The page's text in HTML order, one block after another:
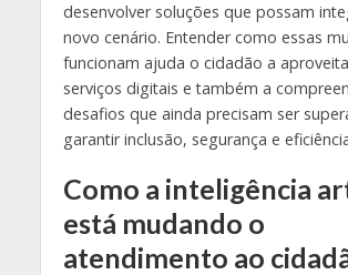
desenvolver soluções que possam
novo cenário. Entender como essas
funcionam ajuda o cidadão a
serviços digitais e também a
desafios que ainda precisam ser
garantir inclusão, segurança e
Como a inteligência
está mudando o
atendimento ao